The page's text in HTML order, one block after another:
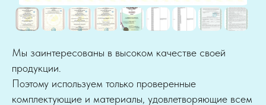
Мы заинтересованы в высоком качестве своей
продукции.
Поэтому используем только проверенные
комплектующие и материалы, удовлетворяющие всем